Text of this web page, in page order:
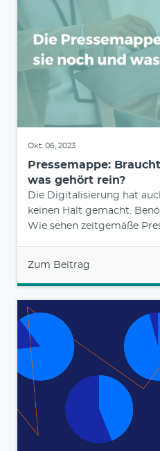
Okt. 06, 2023
Pressemappe:
was gehört rein?
Die Digitalisierung hat
keinen Halt gemacht.
Wie sehen zeitgemäße
Zum Beitrag